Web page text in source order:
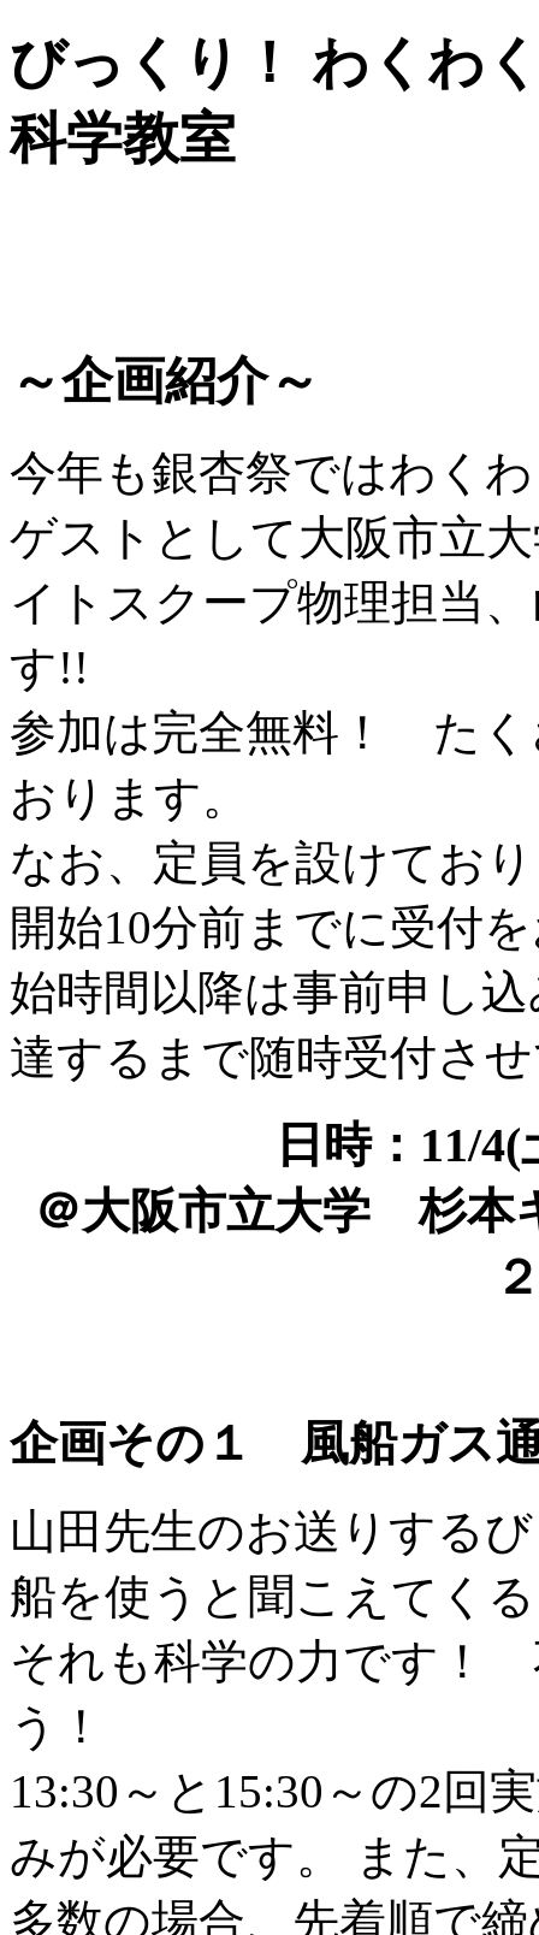
びっくり！ わくわ
科学教室
～企画紹介～
今年も銀杏祭ではわく
ゲストとして大阪市立
イトスクープ物理担当
す!!
参加は完全無料！ たく
おります。
なお、定員を設けてお
開始10分前までに受付
始時間以降は事前申し
達するまで随時受付さ
日時：11/
＠大阪市立大学 杉
企画その１ 風船ガス
山田先生のお送りする
船を使うと聞こえてく
それも科学の力です！
う！
13:30～と15:30～の2回
みが必要です。 また、
多数の場合、先着順で